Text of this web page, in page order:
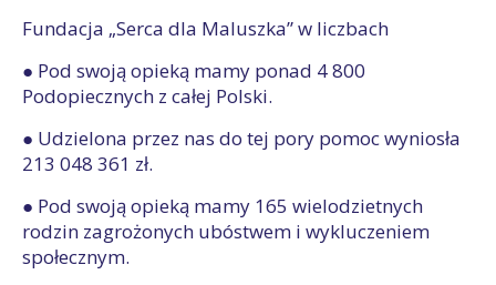
Fundacja „Serca dla Maluszka” w liczbach
● Pod swoją opieką mamy ponad 4 800
Podopiecznych z całej Polski.
● Udzielona przez nas do tej pory pomoc wyniosła
213 048 361 zł.
● Pod swoją opieką mamy 165 wielodzietnych
rodzin zagrożonych ubóstwem i wykluczeniem
społecznym.